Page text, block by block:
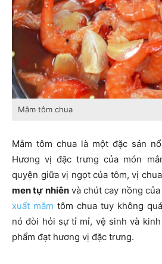
Mắm tôm chua
Mắm tôm chua là một đặc sản
Hương vị đặc trưng của món
quyện giữa vị ngọt của tôm, vị
men tự nhiênvà chút cay nồng
xuất mắm tôm chua tuy không
nó đòi hỏi sự tỉ mỉ, vệ sinh và
phẩm đạt hương vị đặc trưng.